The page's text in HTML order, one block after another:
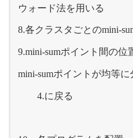
ウォード法を用いる
8.各クラスタごとのmini-
9.mini-sumポイント間の位
mini-sumポイントが均等
4.に戻る